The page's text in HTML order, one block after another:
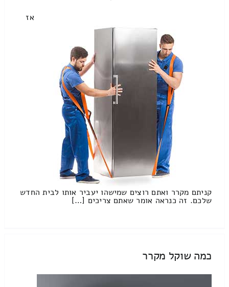
אז
קניתם מקרר ואתם רוצים שמישהו יעביר אותו לבית החדש
שלכם. זה כנראה אומר שאתם צריכים […]
כמה שוקל מקרר